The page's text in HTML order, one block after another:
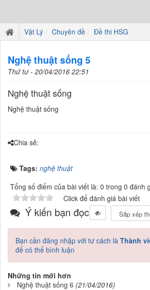
Vật Lý Chuyên đề Đề thi HSG
Nghệ thuật sống 5
Thứ tư - 20/04/2016 22:51
Nghệ thuật sống
Nghệ thuật sống
Chia sẻ:
Tags: nghệ thuật
Tổng số điểm của bài viết là: 0 trong 0 đánh
Click để đánh giá bài viết
Ý kiến bạn đọc
Bạn cần đăng nhập với tư cách là Thành
để có thể bình luận
Những tin mới hơn
Nghệ thuật sống 6 (21/04/2016)